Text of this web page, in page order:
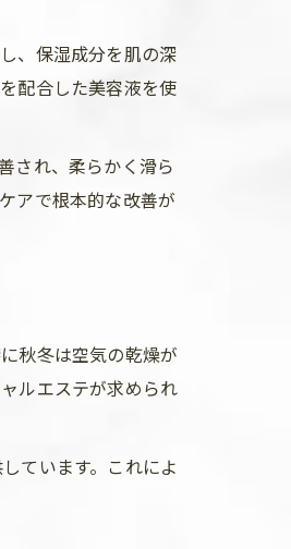
、保湿成分を肌の深
配合した美容液を使
され、柔らかく滑ら
アで根本的な改善が
秋冬は空気の乾燥が
ルエステが求められ
ています。これによ